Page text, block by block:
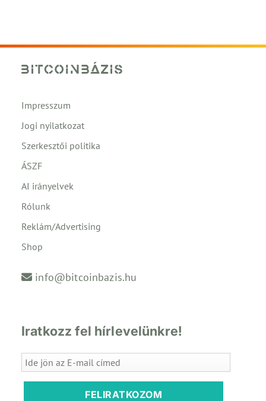
Impresszum
Jogi nyilatkozat
Szerkesztői politika
ÁSZF
AI irányelvek
Rólunk
Reklám/Advertising
Shop
info@bitcoinbazis.hu
Iratkozz fel hírlevelünkre!
FELIRATKOZOM